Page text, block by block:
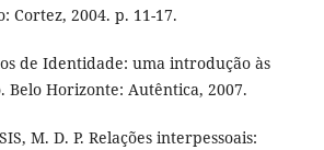
Cortez, 2004. p. 11-17.
de Identidade: uma introdução às
Horizonte: Autêntica, 2007.
M. D. P. Relações interpessoais: